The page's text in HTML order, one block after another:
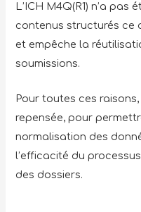
L’ICH M4Q(R1) n’a
contenus structurés ce
et empêche la
soumissions.
Pour toutes ces raisons,
repensée, pour
normalisation des
l’efficacité du
des dossiers.